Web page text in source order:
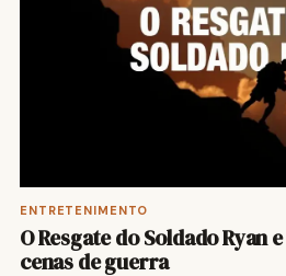
ENTRETENIMENTO
O Resgate do Soldado Ryan
cenas de guerra